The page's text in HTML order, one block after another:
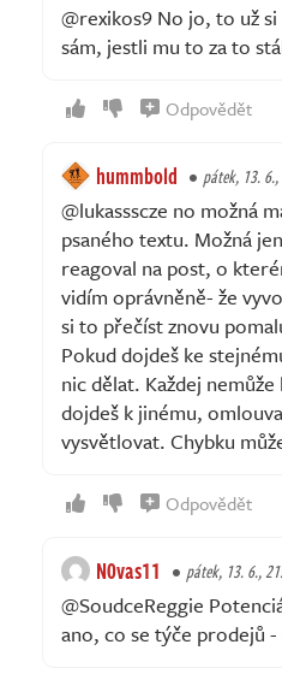
@rexikos9 No jo, to už
sám, jestli mu to za to
Odpovědět
hummbold pátek, 13.
@lukassscze no možná
psaného textu. Možná
reagoval na post, o
vidím oprávněně- že
si to přečíst znovu
Pokud dojdeš ke
nic dělat. Každej
dojdeš k jinému,
vysvětlovat. Chybku
Odpovědět
N0vas11 pátek, 13. 6.,
@SoudceReggie
ano, co se týče prodejů